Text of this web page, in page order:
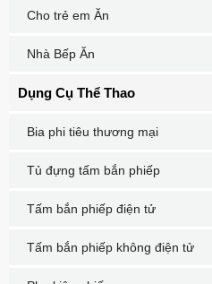
Cho trẻ em Ăn
Nhà Bếp Ăn
Dụng Cụ Thể Thao
Bia phi tiêu thương mại
Tủ đựng tấm bắn phiếp
Tấm bắn phiếp điện tử
Tấm bắn phiếp không điện tử